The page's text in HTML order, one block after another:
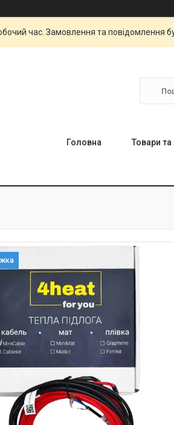
час. Замовлення та повідомлення
Головна Товари та